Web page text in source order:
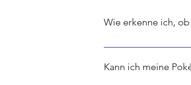
Wie erkenne ich,
Seltenheit bei
Kann ich meine